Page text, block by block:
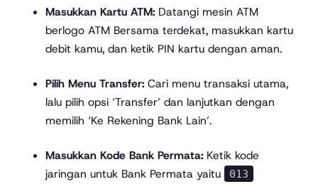
Masukkan Kartu ATM:Datangi mesin ATM
berlogo ATM Bersama terdekat, masukkan kartu
debit kamu, dan ketik PIN kartu dengan aman.
Pilih Menu Transfer:Cari menu transaksi utama,
lalu pilih opsi ‘Transfer’ dan lanjutkan dengan
memilih ‘Ke Rekening Bank Lain’.
Masukkan Kode Bank Permata:Ketik kode
jaringan untuk Bank Permata yaitu
013